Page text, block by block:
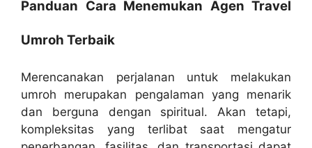
Panduan Cara Menemukan Agen Travel
Umroh Terbaik
Merencanakan perjalanan untuk melakukan
umroh merupakan pengalaman yang menarik
dan berguna dengan spiritual. Akan tetapi,
kompleksitas yang terlibat saat mengatur